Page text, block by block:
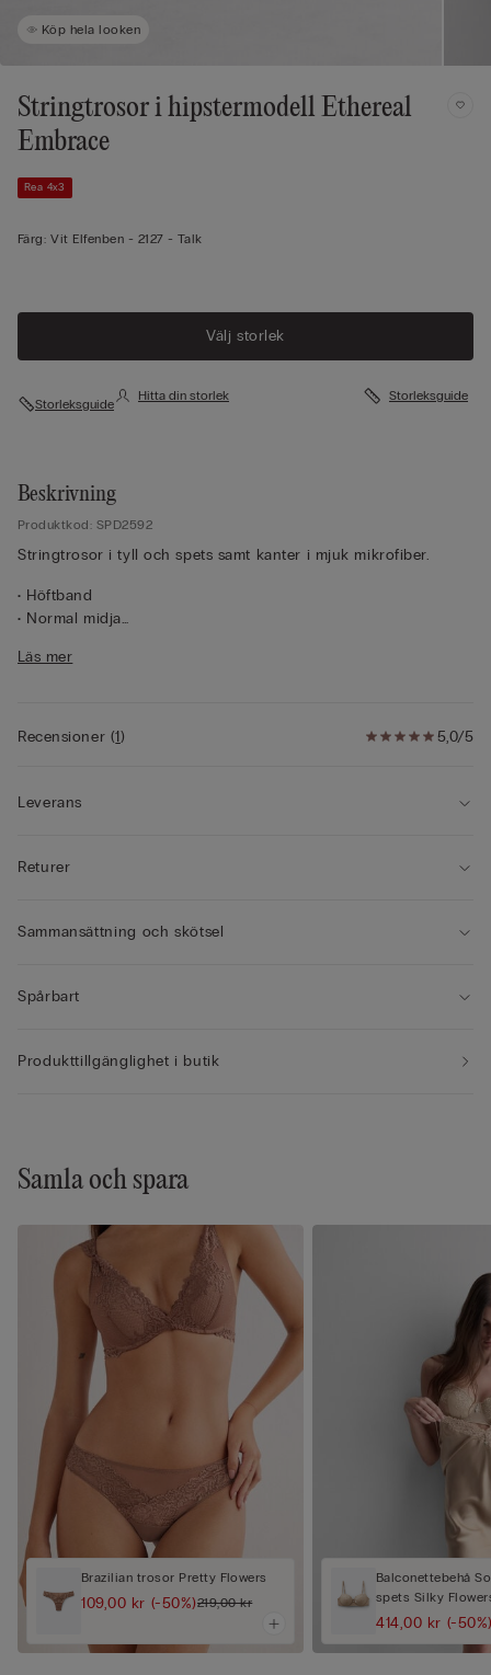
Köp hela looken
Stringtrosor i hipstermodell Ethereal
Embrace
Rea 4x3
Färg: Vit Elfenben - 2127 - Talk
Välj storlek
Storleksguide
Hitta din storlek Storleksguide
Beskrivning
Produktkod: SPD2592
Stringtrosor i tyll och spets samt kanter i mjuk mikrofiber.
• Höftband
• Normal midja
• Figurnära passform
Läs mer
5,0/5
Recensioner (1)
Leverans
Returer
Sammansättning och skötsel
Spårbart
Produkttillgänglighet i butik
Samla och spara
Brazilian trosor Pretty Flowers
109,00 kr (-50%)219,00 kr
Balconettebehå
spets Silky
414,00 kr (-